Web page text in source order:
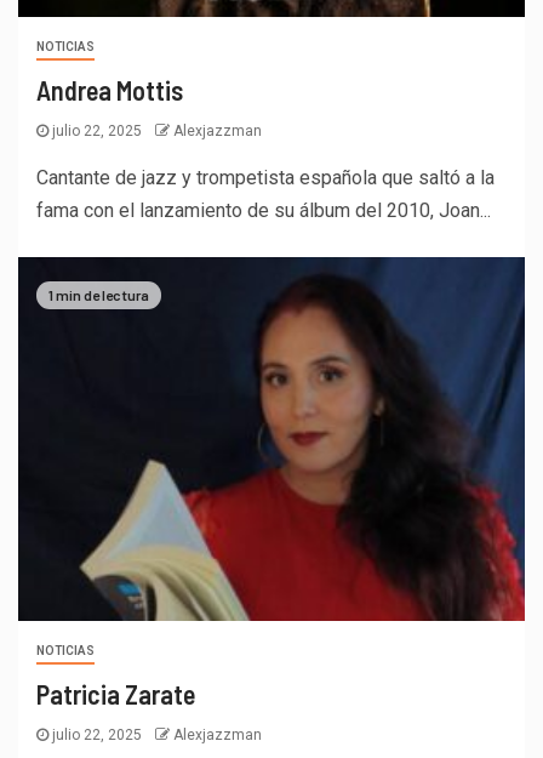
NOTICIAS
Andrea Mottis
julio 22, 2025 Alexjazzman
Cantante de jazz y trompetista española que saltó a la
fama con el lanzamiento de su álbum del 2010, Joan...
1 min de lectura
NOTICIAS
Patricia Zarate
julio 22, 2025 Alexjazzman